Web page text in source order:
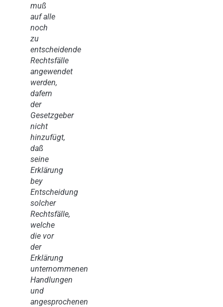
muß
auf alle
noch
zu
entscheidende
Rechtsfälle
angewendet
werden,
dafern
der
Gesetzgeber
nicht
hinzufügt,
daß
seine
Erklärung
bey
Entscheidung
solcher
Rechtsfälle,
welche
die vor
der
Erklärung
unternommenen
Handlungen
und
angesprochenen